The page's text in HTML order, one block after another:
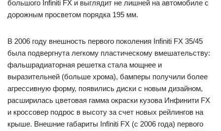
большого Infiniti FX и выглядит не лишней на автомобиле с
дорожным просветом порядка 195 мм.
В 2006 году внешность первого поколения Infiniti FX 35/45
была подвергнута легкому пластическому вмешательству:
фальшрадиаторная решетка стала мощнее и
выразительней (больше хрома), бамперы получили более
агрессивную форму, появились диски с новым дизайном,
расширилась цветовая гамма окраски кузова Инфинити FX
и кроссовер подрос в высоту за счет новых рейлингов на
крыше. Внешние габариты Infiniti FX (с 2006 года) первого